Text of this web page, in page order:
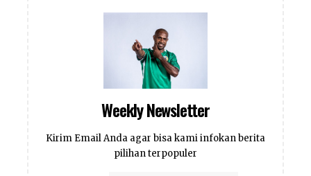
Weekly Newsletter
Kirim Email Anda agar bisa kami infokan berita
pilihan terpopuler